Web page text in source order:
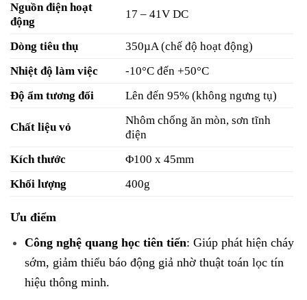
Nguồn điện hoạt
động
17 – 41V DC
Dòng tiêu thụ
350µA (chế độ hoạt động)
Nhiệt độ làm việc
-10°C đến +50°C
Độ ẩm tương đối
Lên đến 95% (không ngưng tụ)
Chất liệu vỏ
Nhôm chống ăn mòn, sơn tĩnh
điện
Kích thước
Φ100 x 45mm
Khối lượng
400g
Ưu điểm
Công nghệ quang học tiên tiến: Giúp phát hiện cháy
sớm, giảm thiểu báo động giả nhờ thuật toán lọc tín
hiệu thông minh.